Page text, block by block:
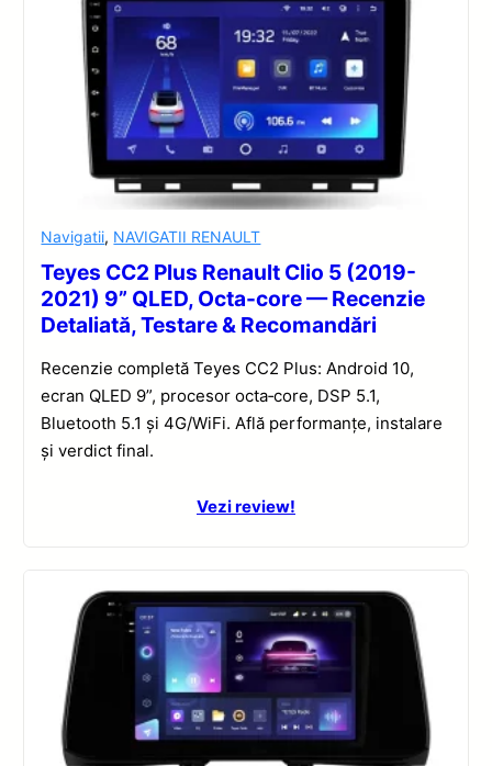
Navigatii, NAVIGATII RENAULT
Teyes CC2 Plus Renault Clio 5 (2019-
2021) 9” QLED, Octa-core — Recenzie
Detaliată, Testare & Recomandări
Recenzie completă Teyes CC2 Plus: Android 10,
ecran QLED 9”, procesor octa‑core, DSP 5.1,
Bluetooth 5.1 și 4G/WiFi. Află performanțe, instalare
și verdict final.
Vezi review!